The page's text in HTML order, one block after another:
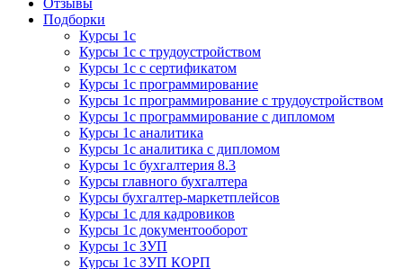
Отзывы
Подборки
Курсы 1с
Курсы 1с с трудоустройством
Курсы 1с с сертификатом
Курсы 1с программирование
Курсы 1с программирование с трудоустройством
Курсы 1с программирование с дипломом
Курсы 1с аналитика
Курсы 1с аналитика с дипломом
Курсы 1с бухгалтерия 8.3
Курсы главного бухгалтера
Курсы бухгалтер-маркетплейсов
Курсы 1с для кадровиков
Курсы 1с документооборот
Курсы 1с ЗУП
Курсы 1с ЗУП КОРП